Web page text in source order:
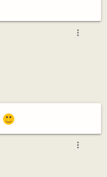
more_vert
:)
more_vert